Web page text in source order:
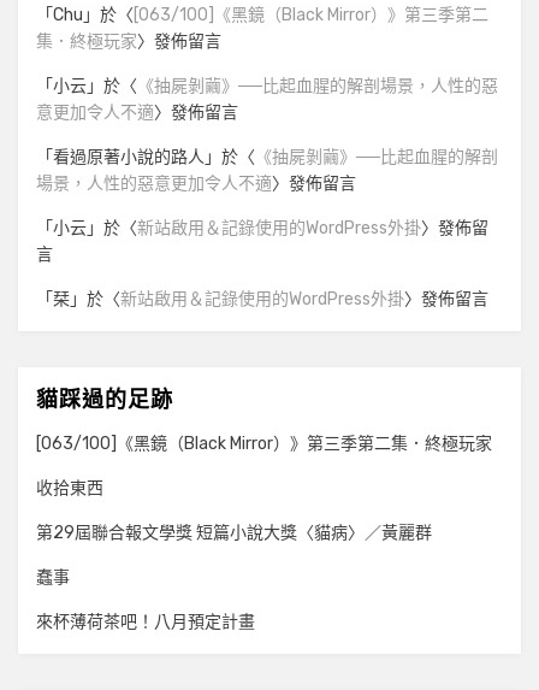
「Chu 」於〈 [063/100]《黑鏡（Black Mirror）》第三季第二
集．終極玩家〉發佈留言
「小云」於〈 《抽屍剝繭》──比起血腥的解剖場景，人性的惡
意更加令人不適〉發佈留言
「看過原著小說的路人 」於〈 《抽屍剝繭》──比起血腥的解剖
場景，人性的惡意更加令人不適〉發佈留言
「小云」於〈新站啟用＆記錄使用的WordPress外掛〉發佈留
言
「栞」於〈新站啟用＆記錄使用的WordPress外掛〉發佈留言
貓踩過的足跡
[063/100]《黑鏡（Black Mirror）》第三季第二集．終極玩家
收拾東西
第29屆聯合報文學獎 短篇小說大獎〈貓病〉／黃麗群
蠢事
來杯薄荷茶吧！八月預定計畫